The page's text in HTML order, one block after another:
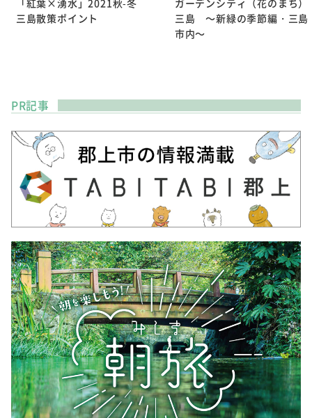
三島散策ポイント
三島 ～新緑の季節編・三島
市内～
PR記事